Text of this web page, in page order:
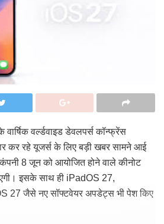
वर्ल्डवाइड डेवलपर्स कॉन्फ्रेंस
कर रहे यूजर्स के लिए बड़ी खबर सामने आई
8 जून को आयोजित होने वाले कीनोट
इसके साथ ही iPadOS 27,
27 जैसे नए सॉफ्टवेयर अपडेट्स भी पेश किए